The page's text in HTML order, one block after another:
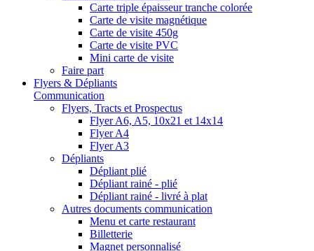
Carte triple épaisseur tranche colorée
Carte de visite magnétique
Carte de visite 450g
Carte de visite PVC
Mini carte de visite
Faire part
Flyers & Dépliants
Communication
Flyers, Tracts et Prospectus
Flyer A6, A5, 10x21 et 14x14
Flyer A4
Flyer A3
Dépliants
Dépliant plié
Dépliant rainé - plié
Dépliant rainé - livré à plat
Autres documents communication
Menu et carte restaurant
Billetterie
Magnet personnalisé